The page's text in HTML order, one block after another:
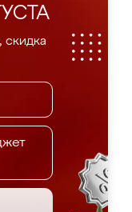
скидка